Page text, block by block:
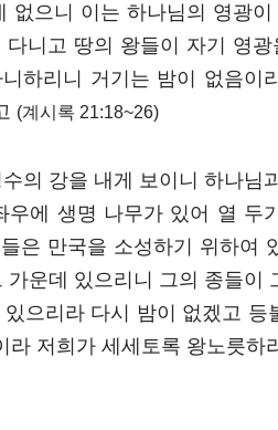
없으니 이는 하나님의 영광
니고 땅의 왕들이 자기 영
하리니 거기는 밤이 없음이
(계시록 21:18~26)
의 강을 내게 보이니 하나님
우에 생명 나무가 있어 열 두
은 만국을 소성하기 위하여
운데 있으리니 그의 종들이
으리라 다시 밤이 없겠고 등
라 저희가 세세토록 왕노릇하